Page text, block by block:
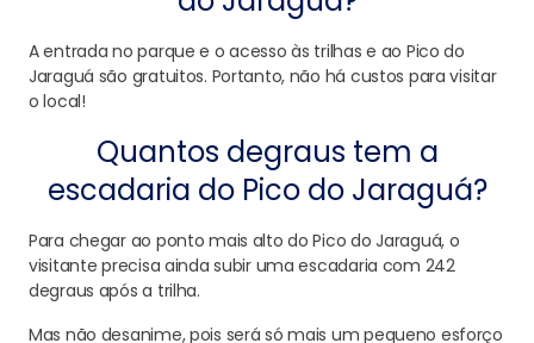
A entrada no parque e o acesso às trilhas e ao Pico do
Jaraguá são gratuitos. Portanto, não há custos para visitar
o local!
Quantos degraus tem a
escadaria do Pico do Jaraguá?
Para chegar ao ponto mais alto do Pico do Jaraguá, o
visitante precisa ainda subir uma escadaria com 242
degraus após a trilha.
Mas não desanime, pois será só mais um pequeno esforço